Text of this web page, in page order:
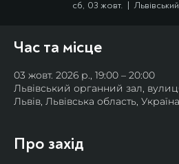
сб, 03 жовт.
  |
Час та місце
03 жовт. 2026 р., 19:00 – 20:00
Львівський органний зал,
Львів, Львівська область,
Про захід